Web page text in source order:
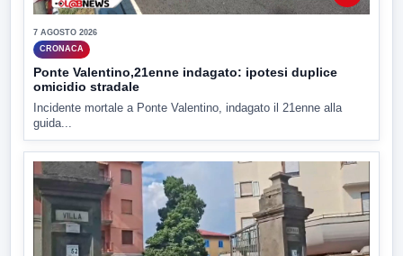
7 AGOSTO 2026
CRONACA
Ponte Valentino,21enne indagato: ipotesi duplice
omicidio stradale
Incidente mortale a Ponte Valentino, indagato il 21enne alla
guida...